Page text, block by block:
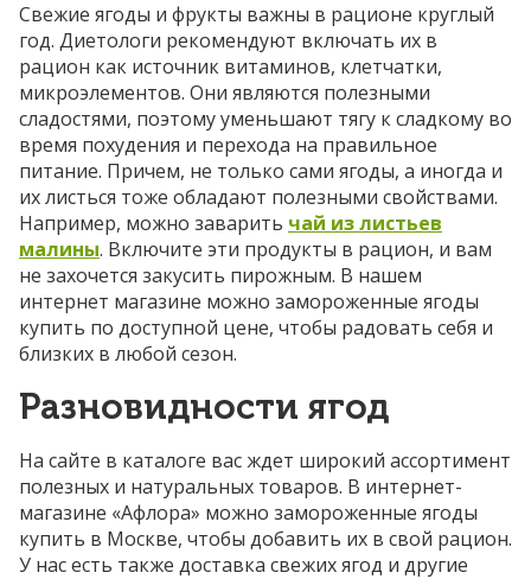
Свежие ягоды и фрукты важны в рационе круглый
год. Диетологи рекомендуют включать их в
рацион как источник витаминов, клетчатки,
микроэлементов. Они являются полезными
сладостями, поэтому уменьшают тягу к сладкому во
время похудения и перехода на правильное
питание. Причем, не только сами ягоды, а иногда и
их листься тоже обладают полезными свойствами.
Например, можно заварить чай из листьев
малины. Включите эти продукты в рацион, и вам
не захочется закусить пирожным. В нашем
интернет магазине можно замороженные ягоды
купить по доступной цене, чтобы радовать себя и
близких в любой сезон.
Разновидности ягод
На сайте в каталоге вас ждет широкий ассортимент
полезных и натуральных товаров. В интернет-
магазине «Афлора» можно замороженные ягоды
купить в Москве, чтобы добавить их в свой рацион.
У нас есть также доставка свежих ягод и другие